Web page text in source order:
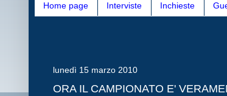
Home page Interviste Inchieste
lunedì 15 marzo 2010
ORA IL CAMPIONATO E'